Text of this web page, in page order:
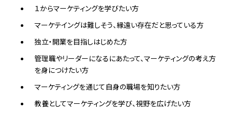
１からマーケティングを学びたい方
マーケテイングは難しそう、縁遠い存在だと思っている方
独立・開業を目指しはじめた方
管理職やリーダーになるにあたって、マーケティングの考え方
を身につけたい方
マーケティングを通じて自身の職場を知りたい方
教養としてマーケティングを学び、視野を広げたい方